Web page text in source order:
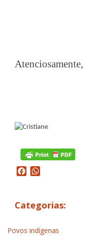
Atenciosamente,
Facebook
Categorias:
Povos indígenas